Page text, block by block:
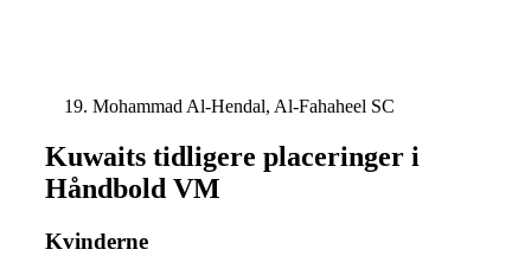
Mohammad Al-Hendal, Al-Fahaheel SC
Kuwaits tidligere placeringer i
Håndbold VM
Kvinderne